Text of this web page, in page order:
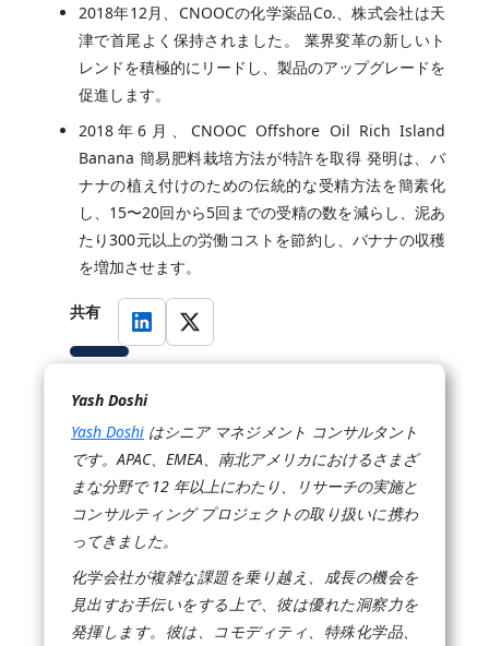
2018年12月、CNOOCの化学薬品Co.、株式会社は天
津で首尾よく保持されました。 業界変革の新しいト
レンドを積極的にリードし、製品のアップグレードを
促進します。
2018年6月、CNOOC Offshore Oil Rich Island
Banana 簡易肥料栽培方法が特許を取得 発明は、バ
ナナの植え付けのための伝統的な受精方法を簡素化
し、15〜20回から5回までの受精の数を減らし、泥あ
たり300元以上の労働コストを節約し、バナナの収穫
を増加させます。
共有
Yash Doshi
Yash Doshi はシニア マネジメント コンサルタント
です。APAC、EMEA、南北アメリカにおけるさまざ
まな分野で 12 年以上にわたり、リサーチの実施と
コンサルティング プロジェクトの取り扱いに携わ
ってきました。
化学会社が複雑な課題を乗り越え、成長の機会を
見出すお手伝いをする上で、彼は優れた洞察力を
発揮します。彼は、コモディティ、特殊化学品、